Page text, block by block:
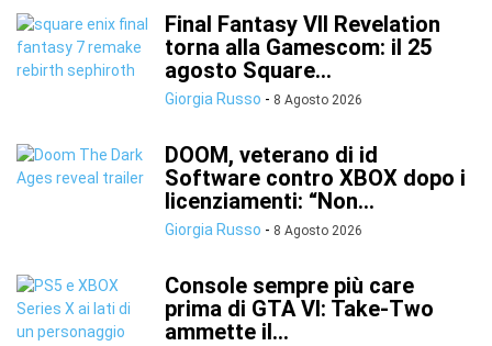
Final Fantasy VII Revelation
torna alla Gamescom: il 25
agosto Square...
Giorgia Russo - 8 Agosto 2026
DOOM, veterano di id
Software contro XBOX dopo i
licenziamenti: “Non...
Giorgia Russo - 8 Agosto 2026
Console sempre più care
prima di GTA VI: Take-Two
ammette il...